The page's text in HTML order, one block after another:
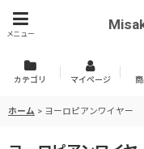
メニュー
カテゴリ マイページ
ホーム > ヨーロピアンワイヤー